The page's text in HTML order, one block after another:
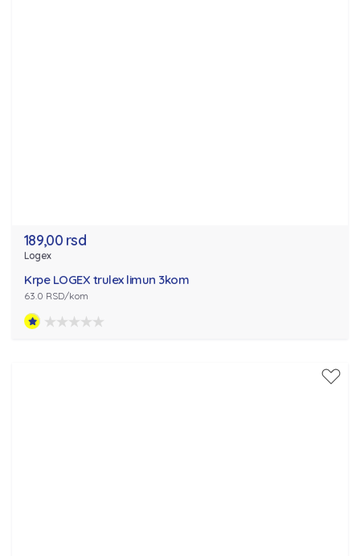
189,00 rsd
Logex
Krpe LOGEX trulex limun 3kom
63.0 RSD/kom